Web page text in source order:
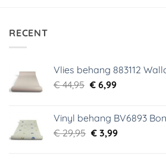
RECENT
Vlies behang 883112
€44,95 Oorspronkelijke
€ 44,95.
€6,99Huidige
€ 6,99.
Vinyl behang BV6893
€29,95 Oorspronkelijke
€3,99Huidige